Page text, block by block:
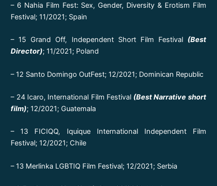
– 6 Nahia Film Fest: Sex, Gender, Diversity & Erotism Film
Festival; 11/2021; Spain
– 15 Grand Off, Independent Short Film Festival (Best
Director); 11/2021; Poland
– 12 Santo Domingo OutFest; 12/2021; Dominican Republic
– 24 Icaro, International Film Festival (Best Narrative short
film); 12/2021; Guatemala
– 13 FICIQQ, Iquique International Independent Film
Festival; 12/2021; Chile
– 13 Merlinka LGBTIQ Film Festival; 12/2021; Serbia